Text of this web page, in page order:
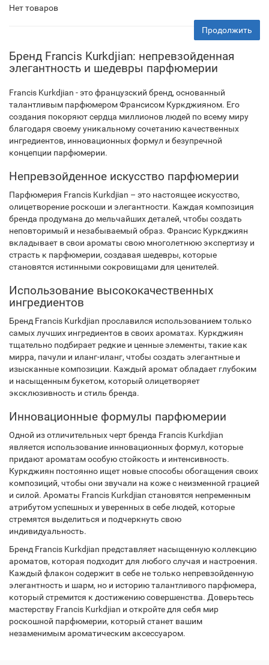
Нет товаров
Продолжить
Бренд Francis Kurkdjian: непревзойденная
элегантность и шедевры парфюмерии
Francis Kurkdjian - это французский бренд, основанный
талантливым парфюмером Франсисом Куркджияном. Его
создания покоряют сердца миллионов людей по всему миру
благодаря своему уникальному сочетанию качественных
ингредиентов, инновационных формул и безупречной
концепции парфюмерии.
Непревзойденное искусство парфюмерии
Парфюмерия Francis Kurkdjian – это настоящее искусство,
олицетворение роскоши и элегантности. Каждая композиция
бренда продумана до мельчайших деталей, чтобы создать
неповторимый и незабываемый образ. Франсис Куркджиян
вкладывает в свои ароматы свою многолетнюю экспертизу и
страсть к парфюмерии, создавая шедевры, которые
становятся истинными сокровищами для ценителей.
Использование высококачественных
ингредиентов
Бренд Francis Kurkdjian прославился использованием только
самых лучших ингредиентов в своих ароматах. Куркджиян
тщательно подбирает редкие и ценные элементы, такие как
мирра, пачули и иланг-иланг, чтобы создать элегантные и
изысканные композиции. Каждый аромат обладает глубоким
и насыщенным букетом, который олицетворяет
эксклюзивность и стиль бренда.
Инновационные формулы парфюмерии
Одной из отличительных черт бренда Francis Kurkdjian
является использование инновационных формул, которые
придают ароматам особую стойкость и интенсивность.
Куркджиян постоянно ищет новые способы обогащения своих
композиций, чтобы они звучали на коже с неизменной грацией
и силой. Ароматы Francis Kurkdjian становятся непременным
атрибутом успешных и уверенных в себе людей, которые
стремятся выделиться и подчеркнуть свою
индивидуальность.
Бренд Francis Kurkdjian представляет насыщенную коллекцию
ароматов, которая подходит для любого случая и настроения.
Каждый флакон содержит в себе не только непревзойденную
элегантность и шарм, но и историю талантливого парфюмера,
который стремится к достижению совершенства. Доверьтесь
мастерству Francis Kurkdjian и откройте для себя мир
роскошной парфюмерии, который станет вашим
незаменимым ароматическим аксессуаром.